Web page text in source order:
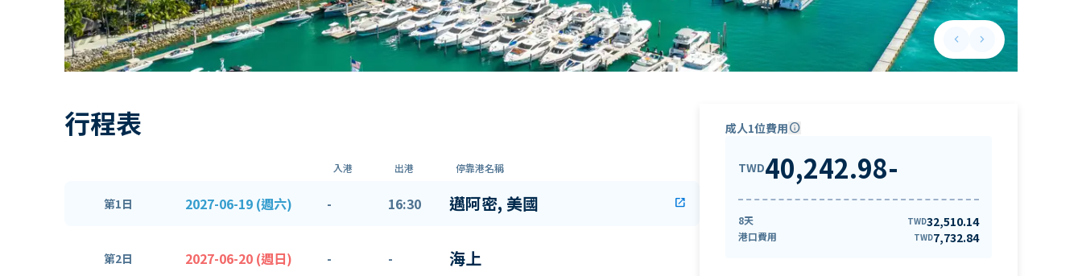
keyboard_arrow_leftPrevious slide
keyboard_arrow_rightNext slide
行程表
入港 出港 停靠港名稱
第1日 2027-06-19 (週六) - 16:30 邁阿密, 美國 open_in_new
第2日 2027-06-20 (週日) - - 海上
成人1位費用info
TWD40,242.98-
8天 TWD32,510.14
港口費用 TWD7,732.84